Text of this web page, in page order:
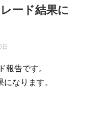
ード結果に
報告です。
なります。